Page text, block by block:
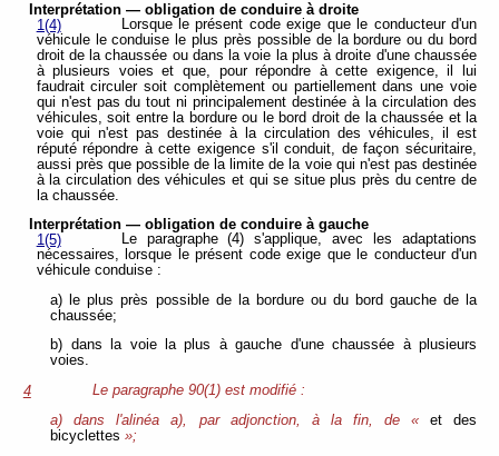
Interprétation — obligation de conduire à droite
1(4)
Lorsque le présent code exige que le conducteur d'un
véhicule le conduise le plus près possible de la bordure ou du bord
droit de la chaussée ou dans la voie la plus à droite d'une chaussée
à plusieurs voies et que, pour répondre à cette exigence, il lui
faudrait circuler soit complètement ou partiellement dans une voie
qui n'est pas du tout ni principalement destinée à la circulation des
véhicules, soit entre la bordure ou le bord droit de la chaussée et la
voie qui n'est pas destinée à la circulation des véhicules, il est
réputé répondre à cette exigence s'il conduit, de façon sécuritaire,
aussi près que possible de la limite de la voie qui n'est pas destinée
à la circulation des véhicules et qui se situe plus près du centre de
la chaussée.
Interprétation — obligation de conduire à gauche
1(5)
Le paragraphe (4) s'applique, avec les adaptations
nécessaires, lorsque le présent code exige que le conducteur d'un
véhicule conduise :
a) le plus près possible de la bordure ou du bord gauche de la
chaussée;
b) dans la voie la plus à gauche d'une chaussée à plusieurs
voies.
4
Le paragraphe 90(1) est modifié :
a) dans l'alinéa a), par adjonction, à la fin, de « et des
bicyclettes»;